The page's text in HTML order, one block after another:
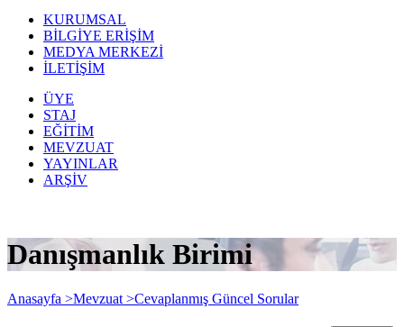
KURUMSAL
BİLGİYE ERİŞİM
MEDYA MERKEZİ
İLETİŞİM
ÜYE
STAJ
EĞİTİM
MEVZUAT
YAYINLAR
ARŞİV
Danışmanlık Birimi
Anasayfa >Mevzuat >Cevaplanmış Güncel Sorular